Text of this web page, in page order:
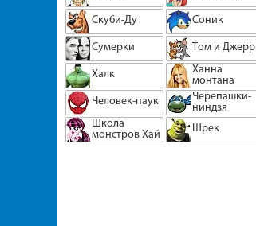
Скуби-Ду
Соник
Сумерки
Том и
Халк
Ханна
монтана
Человек-паук
Черепашки-
ниндзя
Школа
монстров Хай
Шрек